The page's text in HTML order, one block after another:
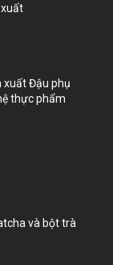
xuất Đậu phụ
thực phẩm
và bột trà